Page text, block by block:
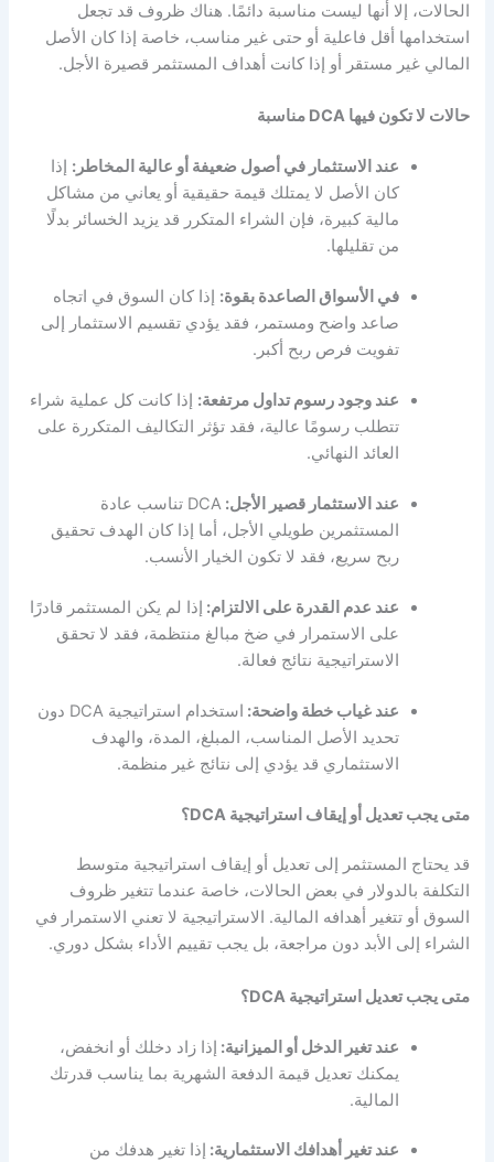
الحالات، إلا أنها ليست مناسبة دائمًا. هناك ظروف قد تجعل
استخدامها أقل فاعلية أو حتى غير مناسب، خاصة إذا كان الأصل
المالي غير مستقر أو إذا كانت أهداف المستثمر قصيرة الأجل.
حالات لا تكون فيها DCA مناسبة
عند الاستثمار في أصول ضعيفة أو عالية المخاطر: إذا
كان الأصل لا يمتلك قيمة حقيقية أو يعاني من مشاكل
مالية كبيرة، فإن الشراء المتكرر قد يزيد الخسائر بدلًا
من تقليلها.
في الأسواق الصاعدة بقوة:إذا كان السوق في اتجاه
صاعد واضح ومستمر، فقد يؤدي تقسيم الاستثمار إلى
تفويت فرص ربح أكبر.
عند وجود رسوم تداول مرتفعة:إذا كانت كل عملية شراء
تتطلب رسومًا عالية، فقد تؤثر التكاليف المتكررة على
العائد النهائي.
عند الاستثمار قصير الأجل:
DCA تناسب عادة
المستثمرين طويلي الأجل، أما إذا كان الهدف تحقيق
ربح سريع، فقد لا تكون الخيار الأنسب.
عند عدم القدرة على الالتزام:إذا لم يكن المستثمر قادرًا
على الاستمرار في ضخ مبالغ منتظمة، فقد لا تحقق
الاستراتيجية نتائج فعالة.
عند غياب خطة واضحة:
استخدام استراتيجية DCA دون
تحديد الأصل المناسب، المبلغ، المدة، والهدف
الاستثماري قد يؤدي إلى نتائج غير منظمة.
متى يجب تعديل أو إيقاف استراتيجية DCA؟
قد يحتاج المستثمر إلى تعديل أو إيقاف استراتيجية متوسط
التكلفة بالدولار في بعض الحالات، خاصة عندما تتغير ظروف
السوق أو تتغير أهدافه المالية. الاستراتيجية لا تعني الاستمرار في
الشراء إلى الأبد دون مراجعة، بل يجب تقييم الأداء بشكل دوري.
متى يجب تعديل استراتيجية DCA؟
عند تغير الدخل أو الميزانية:إذا زاد دخلك أو انخفض،
يمكنك تعديل قيمة الدفعة الشهرية بما يناسب قدرتك
المالية.
عند تغير أهدافك الاستثمارية:إذا تغير هدفك من